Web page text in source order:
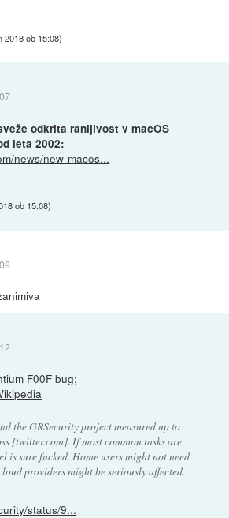
2018 ob 15:08)
odkrita ranljivost v macOS
leta 2002:
news/new-macos...
ob 15:08)
F00F bug;
the GRSecurity project measured up to
[twitter.com]. If most common tasks are
is sure fucked. Home users might not need
providers might be seriously affected.
status/9...